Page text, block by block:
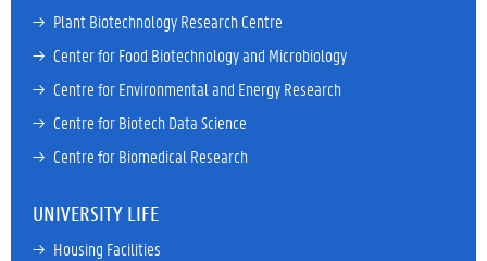
→ Plant Biotechnology Research Centre
→ Center for Food Biotechnology and Microbiology
→ Centre for Environmental and Energy Research
→ Centre for Biotech Data Science
→ Centre for Biomedical Research
UNIVERSITY LIFE
→ Housing Facilities